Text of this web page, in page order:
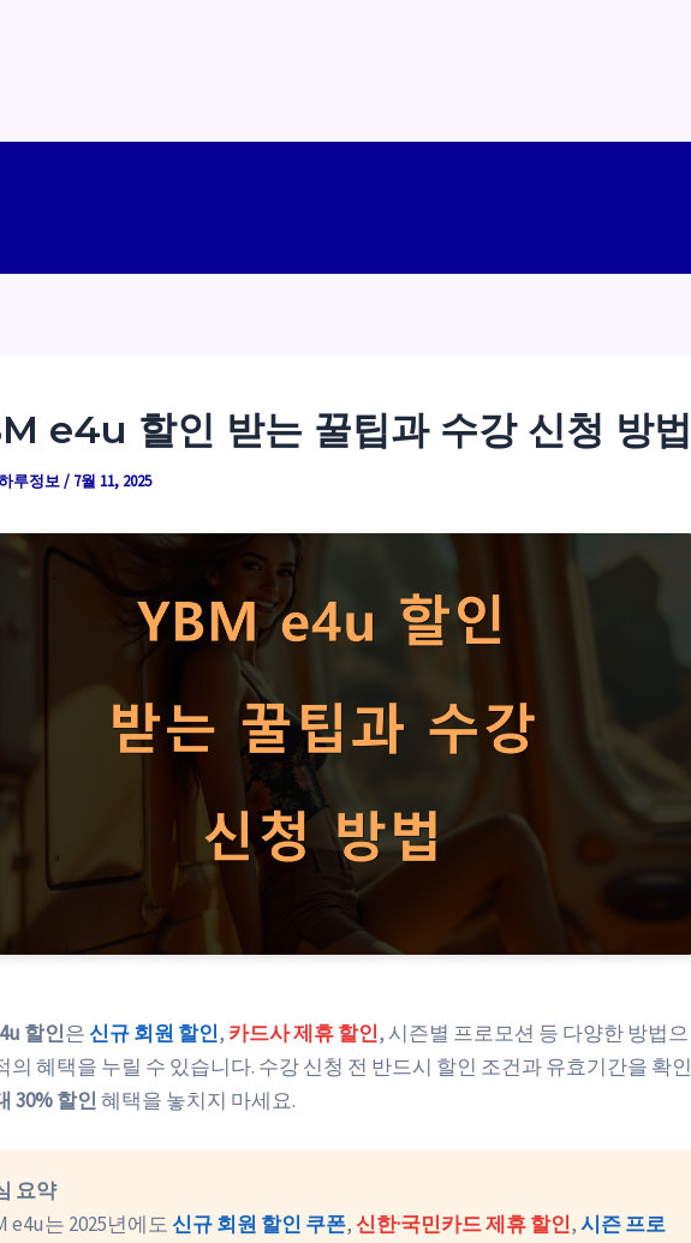
e4u 할인 받는 꿀팁과 수강 신청 방법
루정보/ 7월 11, 2025
할인은신규 회원 할인, 카드사 제휴 할인, 시즌별 프로모션 등 다양한 방법으
의 혜택을 누릴 수 있습니다. 수강 신청 전 반드시 할인 조건과 유효기간을 확인
30% 할인 혜택을 놓치지 마세요.
요약
e4u는 2025년에도신규 회원 할인 쿠폰, 신한·국민카드 제휴 할인,시즌 프로